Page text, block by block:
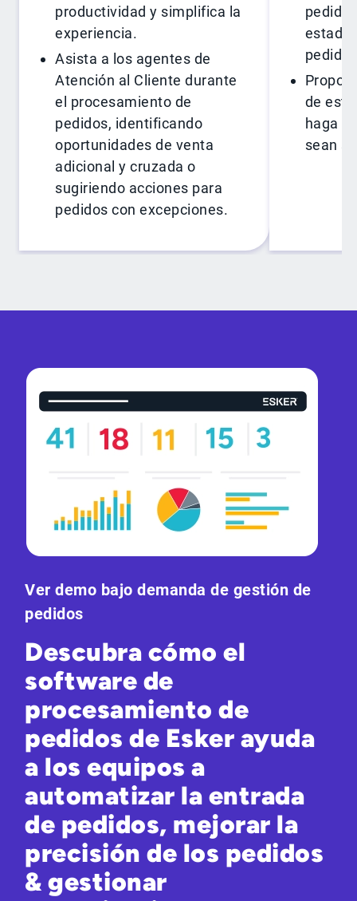
productividad y simplifica la
experiencia.
Asista a los agentes de
Atención al Cliente durante
el procesamiento de
pedidos, identificando
oportunidades de venta
adicional y cruzada o
sugiriendo acciones para
pedidos con excepciones.
de
haga
sean
Ver demo bajo demanda de gestión de
pedidos
Descubra cómo el
software de
procesamiento de
pedidos de Esker ayuda
a los equipos a
automatizar la entrada
de pedidos, mejorar la
precisión de los pedidos
& gestionar